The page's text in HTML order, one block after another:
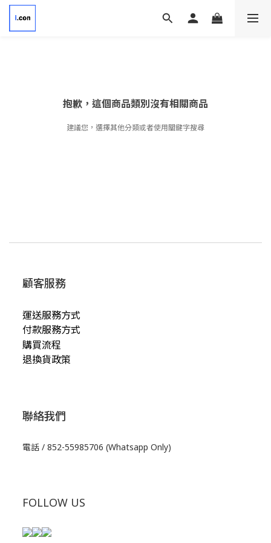
抱歉，這個商品類別沒有相關商品
建議您，選擇其他分類或者使用關鍵字搜尋
顧客服務
運送服務方式
付款服務方式
購買流程
退換貨政策
聯絡我們
電話 / 852-55985706 (Whatsapp Only)
FOLLOW US